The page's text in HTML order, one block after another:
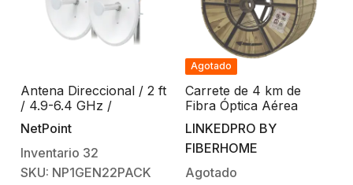
Antena Direccional / 2 ft
/ 4.9-6.4 GHz /
Ganancia 30 dBi /
SLANT de 45 ° y 90 ° /
Conector N-Hembra /
Montaje y jumpers
incluidos.
NetPoint
Inventario 32
SKU: NP1GEN22PACK
Agotado
Carrete de 4 km de
Fibra Óptica Aérea
(ADSS) G.652D,
Monomodo de 24 Hilos,
Exterior, Span 200,
Loose Tube
LINKEDPRO BY
FIBERHOME
Agotado